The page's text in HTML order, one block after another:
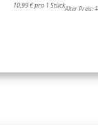
10,99 € pro 1 StückAlter Preis: